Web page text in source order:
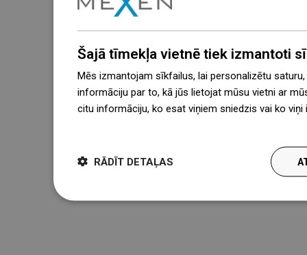
Šajā tīmekļa vietnē tiek izmantoti
Mēs izmantojam sīkfailus, lai personalizētu
informāciju par to, kā jūs lietojat mūsu vietni ar
citu informāciju, ko esat viņiem sniedzis vai ko
RĀDĪT DETAĻAS